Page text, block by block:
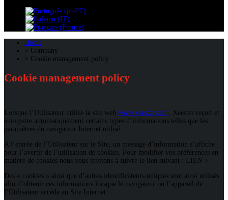
Home
Company
Cookie management policy
Cookie management policy
Lorsque l’Utilisateur utilise le site web www.xeester.com , Xeester reçoit et
enregistre automatiquement certains types d’informations telles que les
paramètres du navigateur Internet utilisé.
A l’entrée de l’Utilisateur sur le Site, un message d’information s’affiche
pour l’avertir de l’utilisation de cookies. Pour modifier vos préférences en
matière de cookies nous vous invitons à suivre le lien suivant : LIEN >
Des « cookies » ainsi que d’autres identificateurs uniques sont ainsi utilisés
afin d’obtenir ces informations lorsque le navigateur ou l’appareil de
l’Utilisateur accède au Site Internet.